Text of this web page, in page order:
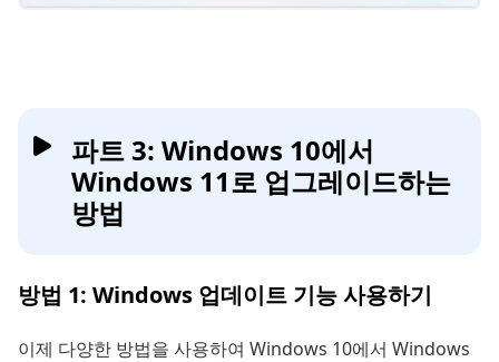
파트 3: Windows 10에서
Windows 11로 업그레이드하는
방법
방법 1: Windows 업데이트 기능 사용하기
이제 다양한 방법을 사용하여 Windows 10에서 Windows